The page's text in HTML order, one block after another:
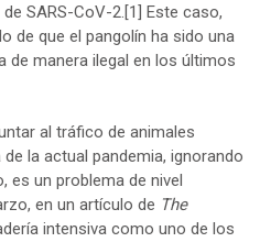
SARS-CoV-2. [1]
Este caso,
de que el pangolín ha sido una
de manera ilegal en los últimos
al tráfico de animales
la actual pandemia, ignorando
es un problema de nivel
en un artículo de The
intensiva como uno de los